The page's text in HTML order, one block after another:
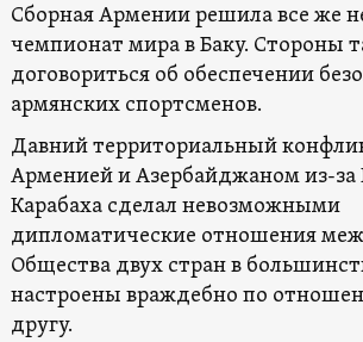
Сборная Армении решила все же
чемпионат мира в Баку. Стороны
договориться об обеспечении
армянских спортсменов.
Давний территориальный
Арменией и Азербайджаном из-за
Карабаха сделал невозможными
дипломатические отношения
Общества двух стран в
настроены враждебно по
другу.